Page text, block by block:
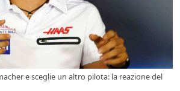
e sceglie un altro pilota: la reazione del